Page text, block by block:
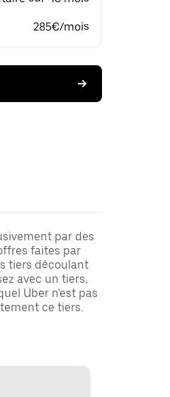
285€/mois
par des
faites par
tiers découlant
avec un tiers,
Uber n'est pas
ce tiers.